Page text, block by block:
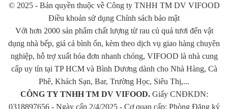
Chúng ta đều biết thịt heo rất tốt cho sức khỏe, giàu vitamin và
các khoáng chất. Khoanh đầu gối rất giàu protein, vitamin và các
chất khoáng là những dưỡng chất cần thiết cho cơ thể chúng ta.
Thịt khoanh gối heo chứa những dưỡng chất như: Vitamin A, B,
D, selen, kẽm, photpho, sắt…
Ngoài ra khoanh đầu gối heo còn chứa hàm lượng axit amin cần
© 2025 - Bản quyền thuộc về Công ty TNHH TM DV VIFOOD
Điều khoản sử dụng Chính sách bảo mật
Với hơn 2000 sản phẩm chất lượng từ rau củ quả tươi đến vật
dụng nhà bếp, giá cả bình ổn, kèm theo dịch vụ giao hàng chuyên
nghiệp, hỗ trợ xuất hóa đơn nhanh chóng, VIFOOD là nhà cung
cấp uy tín tại TP HCM và Bình Dương dành cho Nhà Hàng, Cà
Phê, Khách Sạn, Bar, Trường Học, Siêu Thị,...
CÔNG TY TNHH TM DV VIFOOD.Giấy CNĐKDN:
0318897656 - Ngày cấp 2/4/2025 - Cơ quan cấp: Phòng Đăng ký